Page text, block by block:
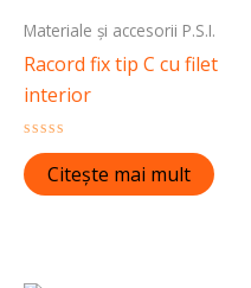
Materiale și accesorii P.S.I.
Racord fix tip C cu filet
interior
Evaluat
la
0
din
Citește mai mult